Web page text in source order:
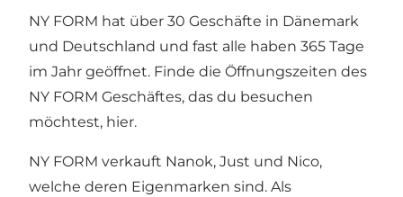
NY FORM hat über 30 Geschäfte in Dänemark
und Deutschland und fast alle haben 365 Tage
im Jahr geöffnet. Finde die Öffnungszeiten des
NY FORM Geschäftes, das du besuchen
möchtest, hier.
NY FORM verkauft Nanok, Just und Nico,
welche deren Eigenmarken sind. Als